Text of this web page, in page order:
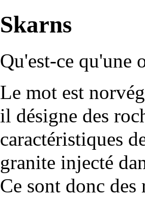
Skarns
Qu'est-ce qu'une
Le mot est
il désigne des
caractéristiques
granite injecté
Ce sont donc des